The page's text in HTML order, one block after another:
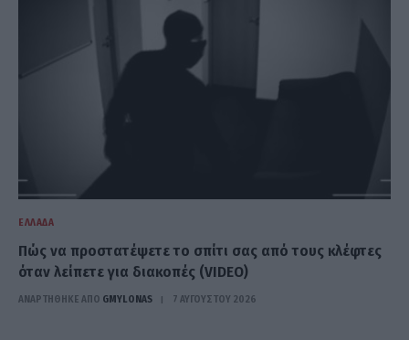
ΕΛΛΆΔΑ
Πώς να προστατέψετε το σπίτι σας από τους κλέφτες
όταν λείπετε για διακοπές (VIDEO)
ΑΝΑΡΤΗΘΗΚΕ ΑΠΟ GMYLONAS 7 ΑΥΓΟΎΣΤΟΥ 2026